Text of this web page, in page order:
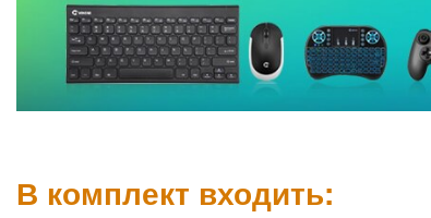
В комплект входить: